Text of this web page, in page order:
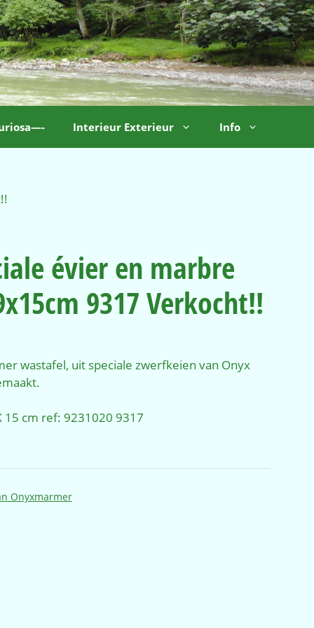
Interieur Exterieur Info
évier en marbre
9317 Verkocht!!
wastafel, uit speciale zwerfkeien van Onyx
15 cm ref: 9231020 9317
Onyxmarmer